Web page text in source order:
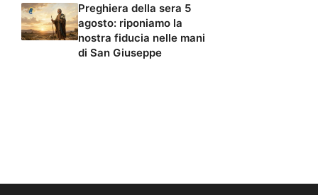
Preghiera della sera 5
agosto: riponiamo la
nostra fiducia nelle mani
di San Giuseppe